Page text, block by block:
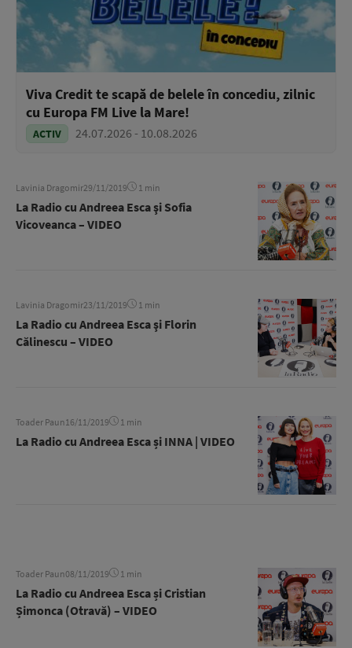
Viva Credit te scapă de belele în concediu, zilnic
cu Europa FM Live la Mare!
ACTIV 24.07.2026 - 10.08.2026
Lavinia Dragomir29/11/2019 1 min
La Radio cu Andreea Esca şi Sofia
Vicoveanca – VIDEO
Lavinia Dragomir23/11/2019 1 min
La Radio cu Andreea Esca şi Florin
Călinescu – VIDEO
Toader Paun16/11/2019 1 min
La Radio cu Andreea Esca și INNA | VIDEO
Toader Paun08/11/2019 1 min
La Radio cu Andreea Esca și Cristian
Șimonca (Otravă) – VIDEO